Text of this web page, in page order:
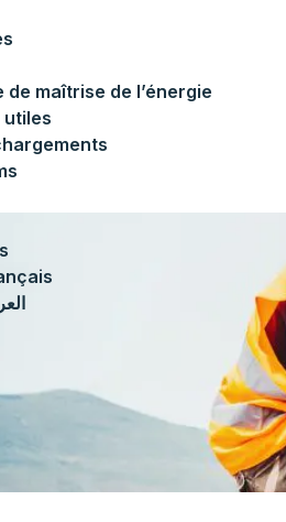
de maîtrise de l’énergie
utiles